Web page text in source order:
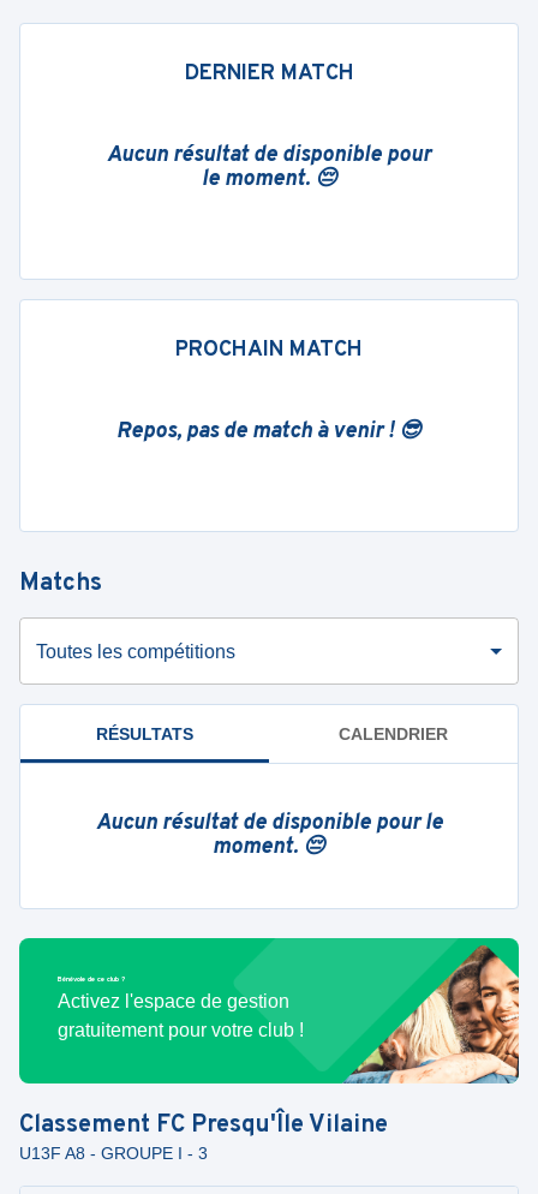
DERNIER MATCH
Aucun résultat de disponible pour
le moment. 😔
PROCHAIN MATCH
Repos, pas de match à venir ! 😎
Matchs
Toutes les compétitions
RÉSULTATS CALENDRIER
Aucun résultat de disponible pour le
moment. 😔
Bénévole de ce club ?
Activez l'espace de gestion
gratuitement pour votre club !
Classement FC Presqu'Île Vilaine
U13F A8 - GROUPE I - 3